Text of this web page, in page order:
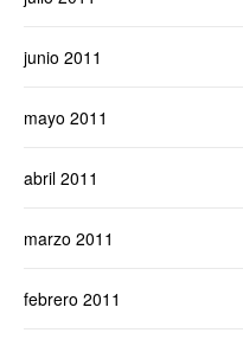
junio 2011
mayo 2011
abril 2011
marzo 2011
febrero 2011